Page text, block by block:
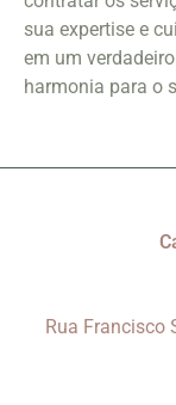
sua expertise e
em um
harmonia para o
Rua Francisco